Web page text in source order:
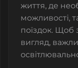
життя, де
можливості,
поїздок. Щоб
вигляд,